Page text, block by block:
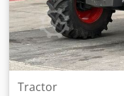
Tractor